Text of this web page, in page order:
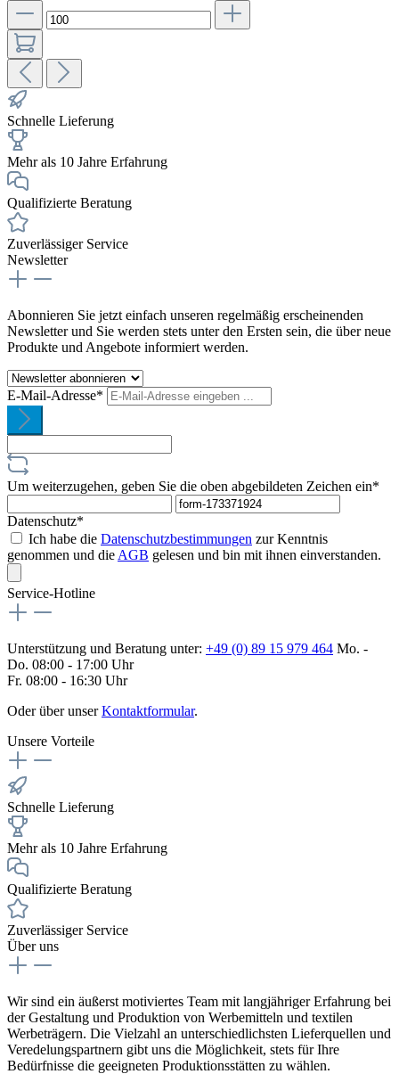
Schnelle Lieferung
Mehr als 10 Jahre Erfahrung
Qualifizierte Beratung
Zuverlässiger Service
Newsletter
Abonnieren Sie jetzt einfach unseren regelmäßig erscheinenden
Newsletter und Sie werden stets unter den Ersten sein, die über neue
Produkte und Angebote informiert werden.
E-Mail-Adresse*
Um weiterzugehen, geben Sie die oben abgebildeten Zeichen ein*
Datenschutz*
Ich habe die Datenschutzbestimmungen zur Kenntnis
genommen und die AGB gelesen und bin mit ihnen einverstanden.
Service-Hotline
Unterstützung und Beratung unter: +49 (0) 89 15 979 464 Mo. -
Do. 08:00 - 17:00 Uhr
Fr. 08:00 - 16:30 Uhr
Oder über unserKontaktformular.
Unsere Vorteile
Schnelle Lieferung
Mehr als 10 Jahre Erfahrung
Qualifizierte Beratung
Zuverlässiger Service
Über uns
Wir sind ein äußerst motiviertes Team mit langjähriger Erfahrung bei
der Gestaltung und Produktion von Werbemitteln und textilen
Werbeträgern. Die Vielzahl an unterschiedlichsten Lieferquellen und
Veredelungspartnern gibt uns die Möglichkeit, stets für Ihre
Bedürfnisse die geeigneten Produktionsstätten zu wählen.